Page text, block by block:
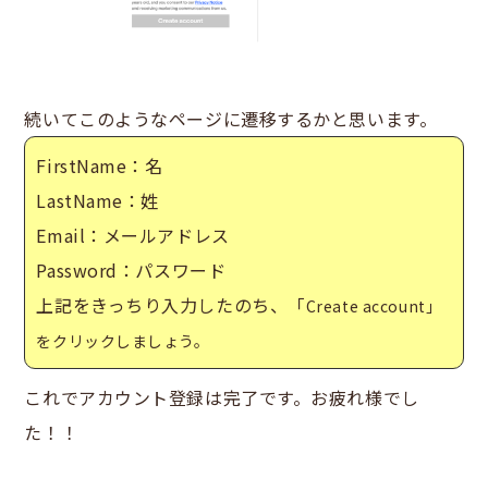
続いてこのようなページに遷移するかと思います。
FirstName：名
LastName：姓
Email：メールアドレス
Password：パスワード
上記をきっちり入力したのち、「Create account」
をクリックしましょう。
これでアカウント登録は完了です。お疲れ様でし
た！！